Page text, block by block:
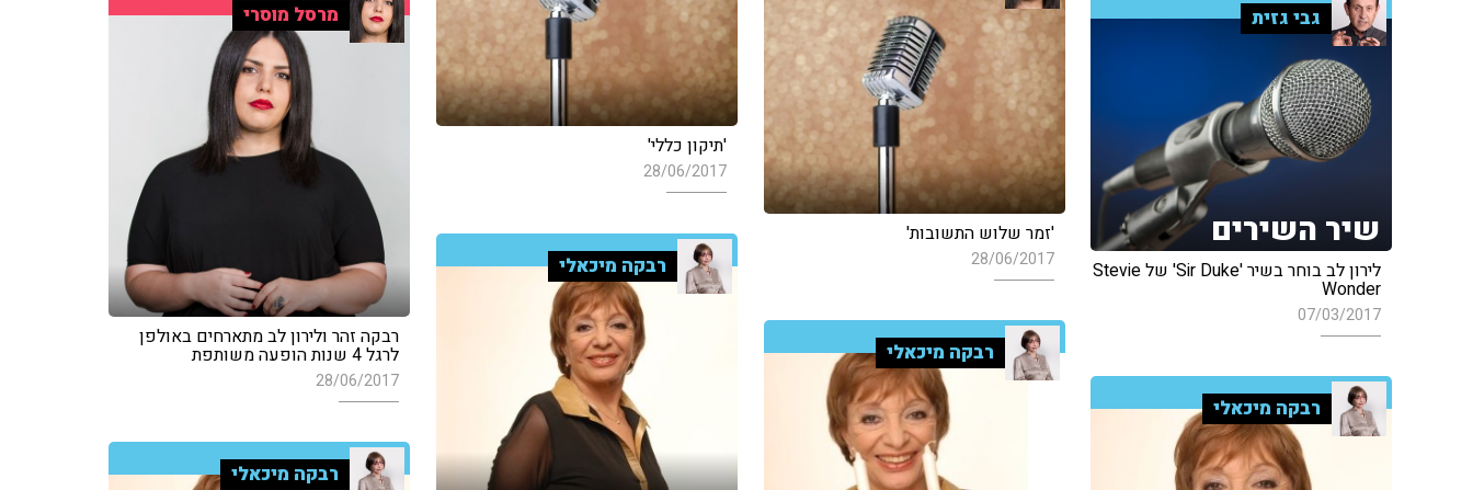
'תיקון כללי'
28/06/2017
'זמר שלוש התשובות'
28/06/2017
מרסל מוסרי
רבקה זהר ולירון לב מתארחים באולפן
לרגל 4 שנות הופעה משותפת
28/06/2017
גבי גזית
שיר השירים
לירון לב בוחר בשיר 'Sir Duke' של Stevie
Wonder
07/03/2017
רבקה מיכאלי
רבקה מיכאלי
רבקה מיכאלי
רבקה מיכאלי